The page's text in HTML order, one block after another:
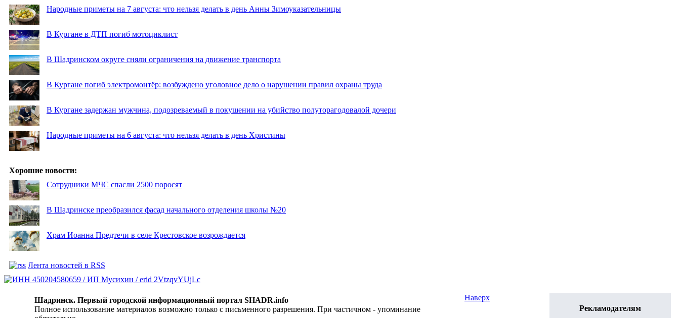
Народные приметы на 7 августа: что нельзя делать в день Анны Зимоуказательницы
В Кургане в ДТП погиб мотоциклист
В Шадринском округе сняли ограничения на движение транспорта
В Кургане погиб электромонтёр: возбуждено уголовное дело о нарушении правил охраны труда
В Кургане задержан мужчина, подозреваемый в покушении на убийство полуторагодовалой дочери
Народные приметы на 6 августа: что нельзя делать в день Христины
Хорошие новости:
Сотрудники МЧС спасли 2500 поросят
В Шадринске преобразился фасад начального отделения школы №20
Храм Иоанна Предтечи в селе Крестовское возрождается
Лента новостей в RSS
Шадринск. Первый городской информационный портал SHADR.info
Полное использование материалов возможно только с письменного разрешения. При частичном - упоминание
Рекламодателям
Наверх